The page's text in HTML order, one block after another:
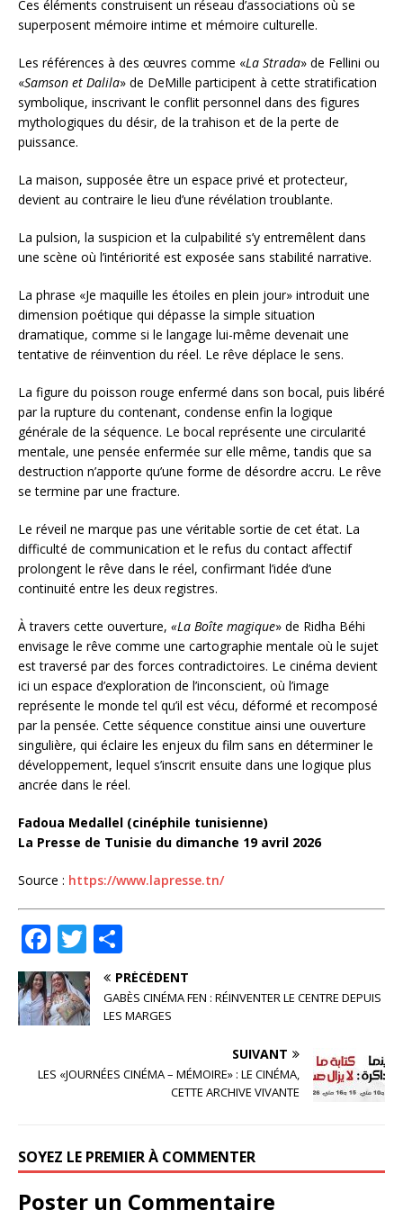
Ces éléments construisent un réseau d’associations où se
superposent mémoire intime et mémoire culturelle.
Les références à des œuvres comme «La Strada» de Fellini ou
«Samson et Dalila» de DeMille participent à cette stratification
symbolique, inscrivant le conflit personnel dans des figures
mythologiques du désir, de la trahison et de la perte de
puissance.
La maison, supposée être un espace privé et protecteur,
devient au contraire le lieu d’une révélation troublante.
La pulsion, la suspicion et la culpabilité s’y entremêlent dans
une scène où l’intériorité est exposée sans stabilité narrative.
La phrase «Je maquille les étoiles en plein jour» introduit une
dimension poétique qui dépasse la simple situation
dramatique, comme si le langage lui-même devenait une
tentative de réinvention du réel. Le rêve déplace le sens.
La figure du poisson rouge enfermé dans son bocal, puis libéré
par la rupture du contenant, condense enfin la logique
générale de la séquence. Le bocal représente une circularité
mentale, une pensée enfermée sur elle même, tandis que sa
destruction n’apporte qu’une forme de désordre accru. Le rêve
se termine par une fracture.
Le réveil ne marque pas une véritable sortie de cet état. La
difficulté de communication et le refus du contact affectif
prolongent le rêve dans le réel, confirmant l’idée d’une
continuité entre les deux registres.
À travers cette ouverture, «La Boîte magique» de Ridha Béhi
envisage le rêve comme une cartographie mentale où le sujet
est traversé par des forces contradictoires. Le cinéma devient
ici un espace d’exploration de l’inconscient, où l’image
représente le monde tel qu’il est vécu, déformé et recomposé
par la pensée. Cette séquence constitue ainsi une ouverture
singulière, qui éclaire les enjeux du film sans en déterminer le
développement, lequel s’inscrit ensuite dans une logique plus
ancrée dans le réel.
Fadoua Medallel (cinéphile tunisienne)
La Presse de Tunisie du dimanche 19 avril 2026
Source : https://www.lapresse.tn/
F
a
c
e
o
T
w
it
te
ar
ta
g
r
PRÉCÉDENT
GABÈS CINÉMA FEN : RÉINVENTER LE CENTRE DEPUIS
LES MARGES
SUIVANT
LES «JOURNÉES CINÉMA – MÉMOIRE» : LE CINÉMA,
CETTE ARCHIVE VIVANTE
SOYEZ LE PREMIER À COMMENTER
Poster un Commentaire